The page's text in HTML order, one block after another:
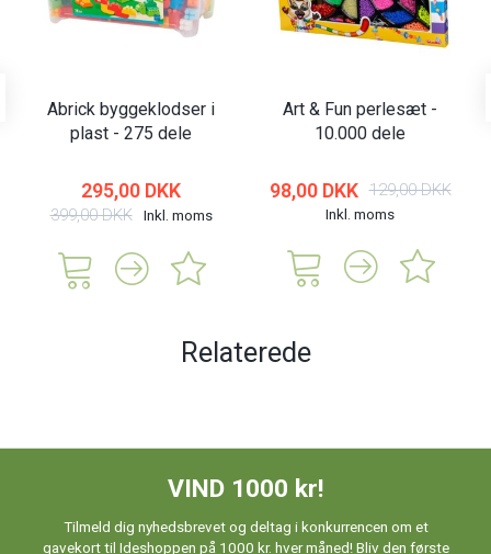
Abrick byggeklodser i
plast - 275 dele
295,00 DKK
399,00 DKK Inkl. moms
Art & Fun perlesæt -
10.000 dele
98,00 DKK 129,00 DKK
Inkl. moms
Relaterede
VIND 1000 kr!
Tilmeld dig nyhedsbrevet og deltag i konkurrencen om et
gavekort til Ideshoppen på 1000 kr. hver måned! Bliv den første